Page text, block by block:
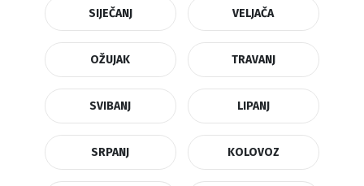
SIJEČANJ VELJAČA
OŽUJAK TRAVANJ
SVIBANJ LIPANJ
SRPANJ KOLOVOZ